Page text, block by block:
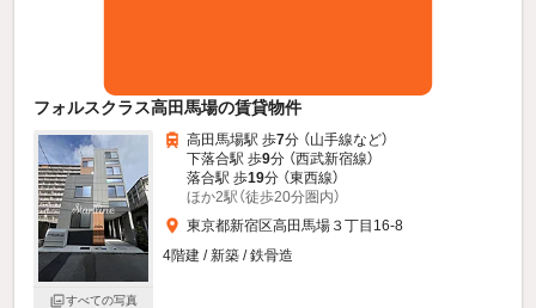
フォルスクラス高田馬場の賃貸物件
すべての写真
高田馬場駅 歩7分 （山手線など）
下落合駅 歩9分 （西武新宿線）
落合駅 歩19分 （東西線）
ほか2駅（徒歩20分圏内）
東京都新宿区高田馬場３丁目16-8
4階建 / 新築 / 鉄骨造